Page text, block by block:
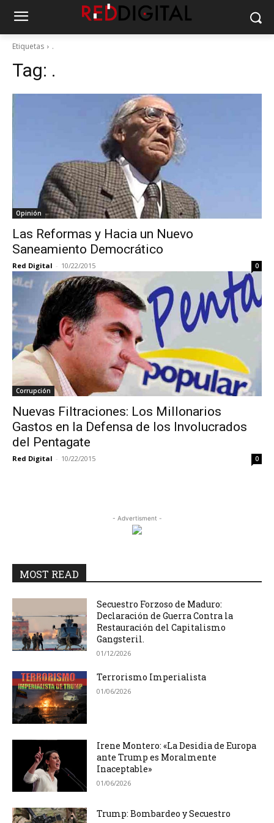
Etiquetas .
Tag: .
Opinión
Las Reformas y Hacia un Nuevo
Saneamiento Democrático
Red Digital - 10/22/2015 0
Corrupción
Nuevas Filtraciones: Los Millonarios
Gastos en la Defensa de los Involucrados
del Pentagate
Red Digital - 10/22/2015 0
- Advertisment -
MOST READ
Secuestro Forzoso de Maduro:
Declaración de Guerra Contra la
Restauración del Capitalismo
Gangsteril.
01/12/2026
Terrorismo Imperialista
01/06/2026
Irene Montero: «La Desidia de Europa
ante Trump es Moralmente
Inaceptable»
01/06/2026
Trump: Bombardeo y Secuestro